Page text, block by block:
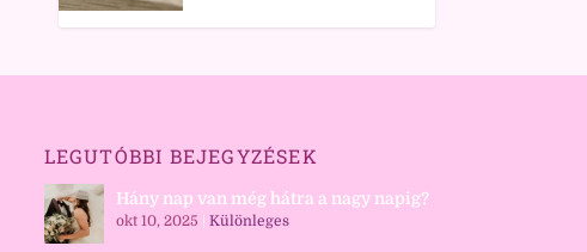
LEGUTÓBBI BEJEGYZÉSEK
Hány nap van még hátra a nagy napig?
okt 10, 2025 Különleges